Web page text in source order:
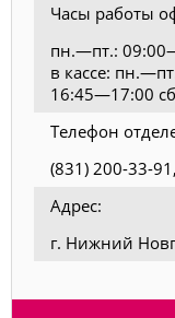
Часы работы
пн.—пт.:
в кассе:
16:45—17:00
Телефон
(831) 200-33-
Адрес:
г. Нижний